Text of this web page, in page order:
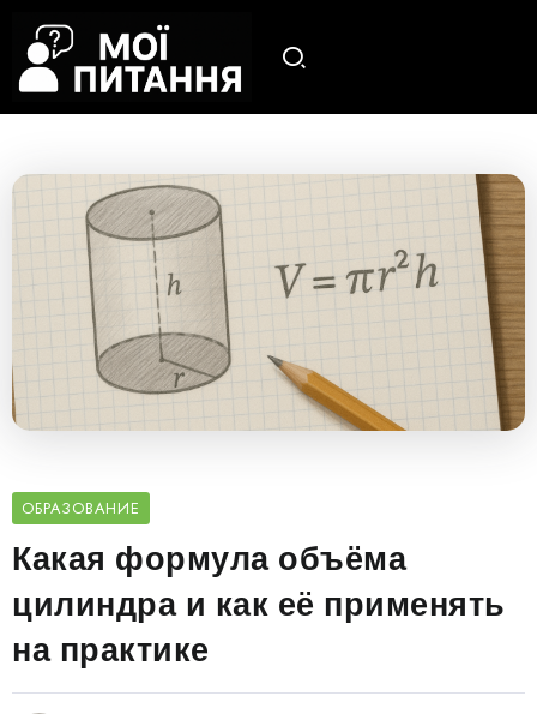
ОБРАЗОВАНИЕ
Какая формула объёма
цилиндра и как её применять
на практике